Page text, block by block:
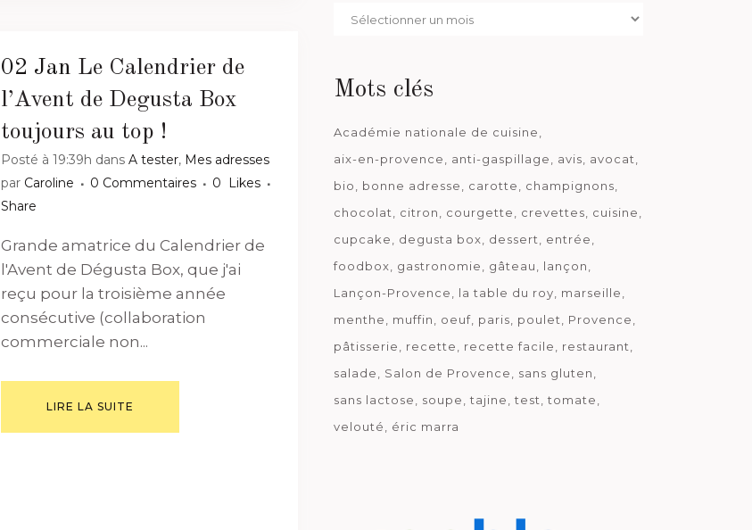
02 Jan Le Calendrier de
l’Avent de Degusta Box
toujours au top !
Posté à 19:39h dans A tester, Mes adresses
par Caroline 0 Commentaires 0
Likes
Share
Grande amatrice du Calendrier de
l'Avent de Dégusta Box, que j'ai
reçu pour la troisième année
consécutive (collaboration
commerciale non...
LIRE LA SUITE
Par
Mots clés
Académie nationale de cuisine
aix-en-provence
anti-gaspillage avis
avocat
bio
bonne adresse carotte
champignons
chocolat
citron courgette crevettes
cuisine
cupcake
degusta box dessert
entrée
foodbox
gastronomie gâteau
lançon
Lançon-Provence
la table du roy
marseille
menthe
muffin oeuf paris poulet
Provence
pâtisserie
recette recette facile
restaurant
salade
Salon de Provence
sans gluten
sans lactose
soupe tajine test
tomate
velouté
éric marra